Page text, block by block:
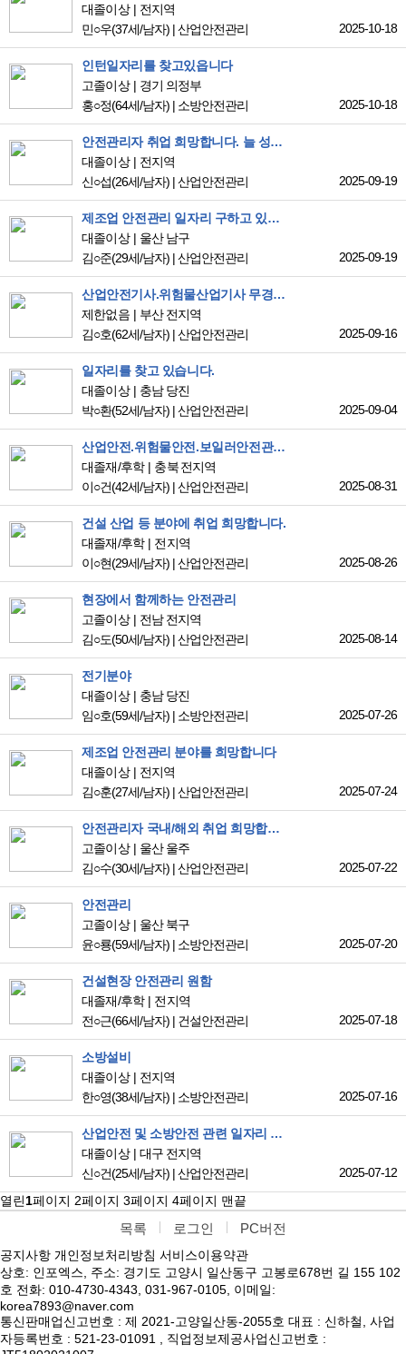
대졸이상
전지역
민○우(37세/남자) |산업안전관리 2025-10-18
인턴일자리를 찾고있읍니다
고졸이상
경기 의정부
홍○정(64세/남자) | 소방안전관리 2025-10-18
안전관리자 취업 희망합니다. 늘 성장하고자 하는 마음으로 사고 예방에 최선을 다하겠습니다!
대졸이상
전지역
신○섭(26세/남자) |산업안전관리 2025-09-19
제조업 안전관리 일자리 구하고 있습니다.
대졸이상
울산 남구
김○준(29세/남자) |산업안전관리 2025-09-19
산업안전기사.위험물산업기사 무경력 취업 유ㅓㄴ합니다
제한없음
부산 전지역
김○호(62세/남자) |산업안전관리 2025-09-16
일자리를 찾고 있습니다.
대졸이상
충남 당진
박○환(52세/남자) |산업안전관리 2025-09-04
산업안전.위험물안전.보일러안전관리 직업을 희망힙니다
대졸재/후학
충북 전지역
이○건(42세/남자) |산업안전관리 2025-08-31
건설 산업 등 분야에 취업 희망합니다.
대졸재/후학
전지역
이○현(29세/남자) |산업안전관리 2025-08-26
현장에서 함께하는 안전관리
고졸이상
전남 전지역
김○도(50세/남자) |산업안전관리 2025-08-14
전기분야
대졸이상
충남 당진
임○호(59세/남자) | 소방안전관리 2025-07-26
제조업 안전관리 분야를 희망합니다
대졸이상
전지역
김○훈(27세/남자) |산업안전관리 2025-07-24
안전관리자 국내/해외 취업 희망합니다
고졸이상
울산 울주
김○수(30세/남자) |산업안전관리 2025-07-22
안전관리
고졸이상
울산 북구
윤○룡(59세/남자) | 소방안전관리 2025-07-20
건설현장 안전관리 원함
대졸재/후학
전지역
전○근(66세/남자) | 건설안전관리 2025-07-18
소방설비
대졸이상
전지역
한○영(38세/남자) | 소방안전관리 2025-07-16
산업안전 및 소방안전 관련 일자리 찾고 있습니다
대졸이상
대구 전지역
신○건(25세/남자) |산업안전관리
2025-07-12
열린1페이지 2페이지 3페이지 4페이지 맨끝
목록 로그인 PC버전
공지사항 개인정보처리방침 서비스이용약관
상호: 인포엑스, 주소: 경기도 고양시 일산동구 고봉로678번 길 155 102
호 전화: 010-4730-4343, 031-967-0105, 이메일:
korea7893@naver.com
통신판매업신고번호 : 제 2021-고양일산동-2055호 대표 : 신하철, 사업
자등록번호 : 521-23-01091 , 직업정보제공사업신고번호 :